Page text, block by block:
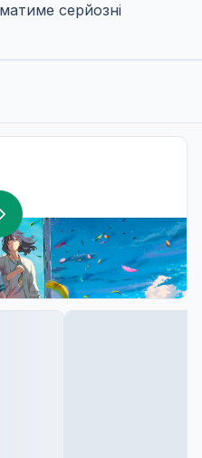
серйозні